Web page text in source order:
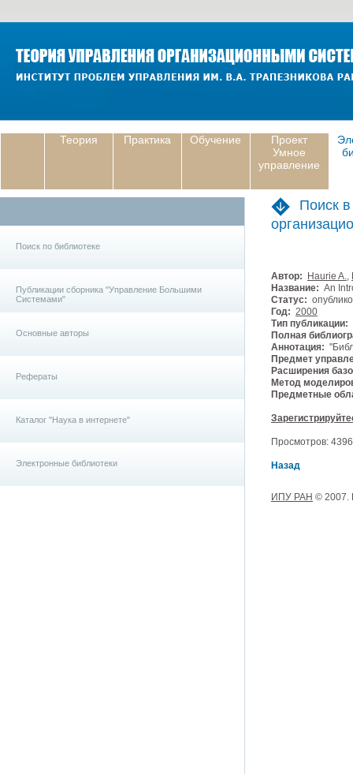
Теория Практика Обучение
Проект
Умное
управление
Поиск по библиотеке
Публикации сборника "Управление Большими
Системами"
Основные авторы
Рефераты
Каталог "Наука в интернете"
Электронные библиотеки
Поиск
Автор: Haurie A.,
Название: An
Статус:
Год: 2000
Тип публикации:
Полная
Аннотация:
Предмет
Расширения
Метод
Предметные
Просмотров:
Назад
ИПУ РАН © 2007.